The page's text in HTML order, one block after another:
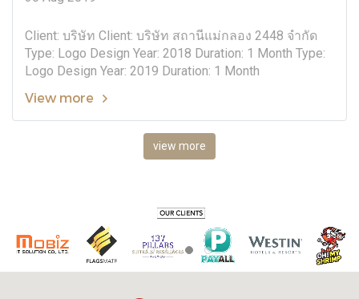
Client: บริษัท Client: บริษัท สถานีแม่กลอง 2448 จำกัด
Type: Logo Design Year: 2018 Duration: 1 Month Type:
Logo Design Year: 2019 Duration: 1 Month
View more
view more